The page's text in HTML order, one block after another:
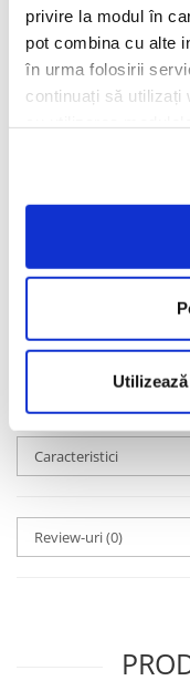
privire la modul în
pot combina cu alte
în urma folosirii
continuați să utilizați
Despre KUBORAUM
KUBORAUM se naște
fosta graniță dintre
galerie de artă a
Cu un design
decât simpli ochelari -
Fiecare mască
KUBORAUM: acolo
designul devine
Informatii
Caracteristici
Review-uri(0)